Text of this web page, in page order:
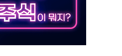
도 넘으면 중단